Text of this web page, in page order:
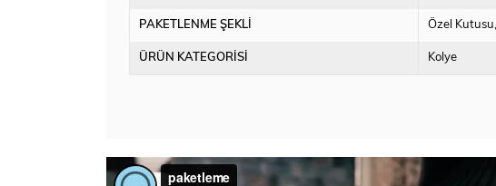
PAKETLENME ŞEKLİ Özel Kutusu
ÜRÜN KATEGORİSİ Kolye